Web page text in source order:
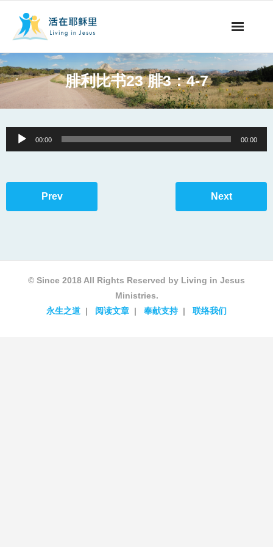
事工概要
阅读文章
腓利比书23 腓3：4-7
Audio
Player
00:00 00:00
Prev Next
© Since 2018 All Rights Reserved by Living in Jesus
Ministries.
永生之道
阅读文章 奉献支持 联络我们